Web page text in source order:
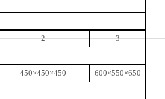
2
3
450×450×450 600×550×650